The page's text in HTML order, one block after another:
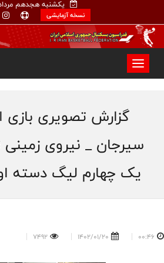
یکشنبه هجدهم
نسخه آزمایشی
گزارش تصویری بازی
سیرجان _ نیروی زمینی
یک چهارم لیگ دسته
00:46
1402/01/20
7492